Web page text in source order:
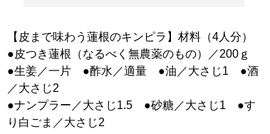
【皮まで味わう蓮根のキンピラ】材料（4人分）
●皮つき蓮根（なるべく無農薬のもの）／200ｇ
●生姜／一片 ●酢水／適量 ●油／大さじ1 ●酒
／大さじ2
●ナンプラー／大さじ1.5 ●砂糖／大さじ1 ●す
り白ごま／大さじ2